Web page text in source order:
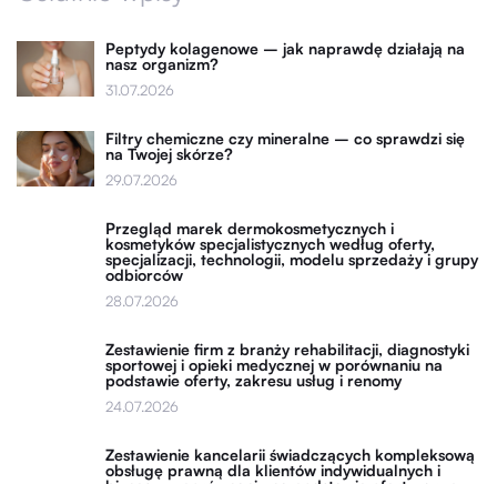
Peptydy kolagenowe – jak naprawdę działają na
nasz organizm?
31.07.2026
Filtry chemiczne czy mineralne – co sprawdzi się
na Twojej skórze?
29.07.2026
Przegląd marek dermokosmetycznych i
kosmetyków specjalistycznych według oferty,
specjalizacji, technologii, modelu sprzedaży i grupy
odbiorców
28.07.2026
Zestawienie firm z branży rehabilitacji, diagnostyki
sportowej i opieki medycznej w porównaniu na
podstawie oferty, zakresu usług i renomy
24.07.2026
Zestawienie kancelarii świadczących kompleksową
obsługę prawną dla klientów indywidualnych i